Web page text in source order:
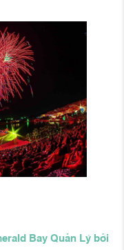
Bay Quản Lý bởi